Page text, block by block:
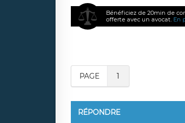
Bénéficiez de 20min de
offerte avec un avocat. En
PAGE 1
RÉPONDRE